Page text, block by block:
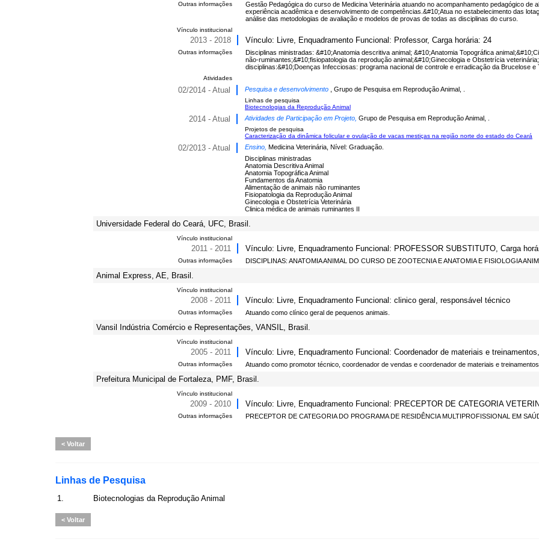
Outras informações
Gestão Pedagógica do curso de Medicina Veterinária atuando no acompanhamento pedagógico
experiência acadêmica e desenvolvimento de competências.&#10;Atua no estabelecimento das
análise das metodologias de avaliação e modelos de provas de todas as disciplinas do curso.
Vínculo institucional
2013 - 2018 Vínculo: Livre, Enquadramento Funcional: Professor, Carga horária: 24
Outras informações
Disciplinas ministradas: &#10;Anatomia descritiva animal; &#10;Anatomia Topográfica
não-ruminantes;&#10;fisiopatologia da reprodução animal;&#10;Ginecologia e Obstetrícia
disciplinas:&#10;Doenças Infecciosas: programa nacional de controle e erradicação da Brucelose
Atividades
02/2014 - Atual Pesquisa e desenvolvimento , Grupo de Pesquisa em Reprodução Animal, .
Linhas de pesquisa
Biotecnologias da Reprodução Animal
2014 - Atual Atividades de Participação em Projeto, Grupo de Pesquisa em Reprodução Animal, .
Projetos de pesquisa
Caracterização da dinâmica folicular e ovulação de vacas mestiças na região norte do estado do Ceará
02/2013 - Atual Ensino, Medicina Veterinária, Nível: Graduação.
Disciplinas ministradas
Anatomia Descritiva Animal
Anatomia Topográfica Animal
Fundamentos da Anatomia
Alimentação de animais não ruminantes
Fisiopatologia da Reprodução Animal
Ginecologia e Obstetrícia Veterinária
Clinica médica de animais ruminantes II
Universidade Federal do Ceará, UFC, Brasil.
Vínculo institucional
2011 - 2011 Vínculo: Livre, Enquadramento Funcional: PROFESSOR SUBSTITUTO, Carga
Outras informações DISCIPLINAS: ANATOMIA ANIMAL DO CURSO DE ZOOTECNIA E ANATOMIA E FISIOLOGIA
Animal Express, AE, Brasil.
Vínculo institucional
2008 - 2011 Vínculo: Livre, Enquadramento Funcional: clinico geral, responsável técnico
Outras informações Atuando como clínico geral de pequenos animais.
Vansil Indústria Comércio e Representações, VANSIL, Brasil.
Vínculo institucional
2005 - 2011 Vínculo: Livre, Enquadramento Funcional: Coordenador de materiais e
Outras informações Atuando como promotor técnico, coordenador de vendas e coordenador de materiais e
Prefeitura Municipal de Fortaleza, PMF, Brasil.
Vínculo institucional
2009 - 2010 Vínculo: Livre, Enquadramento Funcional: PRECEPTOR DE CATEGORIA
Outras informações PRECEPTOR DE CATEGORIA DO PROGRAMA DE RESIDÊNCIA MULTIPROFISSIONAL EM
Voltar
Linhas de Pesquisa
1. Biotecnologias da Reprodução Animal
Voltar